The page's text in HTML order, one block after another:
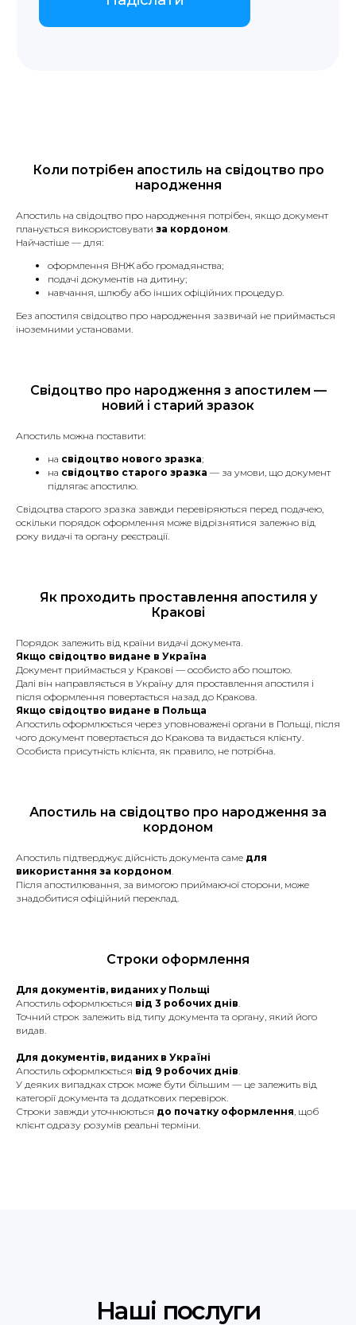
Коли потрібен апостиль на свідоцтво про
народження
Апостиль на свідоцтво про народження потрібен, якщо документ
планується використовувати за кордоном.
Найчастіше — для:
оформлення ВНЖ або громадянства;
подачі документів на дитину;
навчання, шлюбу або інших офіційних процедур.
Без апостиля свідоцтво про народження зазвичай не приймається
іноземними установами.
Свідоцтво про народження з апостилем —
новий і старий зразок
Апостиль можна поставити:
на свідоцтво нового зразка;
на свідоцтво старого зразка — за умови, що документ
підлягає апостилю.
Свідоцтва старого зразка завжди перевіряються перед подачею,
оскільки порядок оформлення може відрізнятися залежно від
року видачі та органу реєстрації.
Як проходить проставлення апостиля у
Кракові
Порядок залежить від країни видачі документа.
Якщо свідоцтво видане в Україна
Документ приймається у Кракові — особисто або поштою.
Далі він направляється в Україну для проставлення апостиля і
після оформлення повертається назад до Кракова.
Якщо свідоцтво видане в Польща
Апостиль оформлюється через уповноважені органи в Польщі, після
чого документ повертається до Кракова та видається клієнту.
Особиста присутність клієнта, як правило, не потрібна.
Апостиль на свідоцтво про народження за
кордоном
Апостиль підтверджує дійсність документа саме для
використання за кордоном.
Після апостилювання, за вимогою приймаючої сторони, може
знадобитися офіційний переклад.
Строки оформлення
Для документів, виданих у Польщі
Апостиль оформлюється від 3 робочих днів.
Точний строк залежить від типу документа та органу, який його
видав.
Для документів, виданих в Україні
Апостиль оформлюється від 9 робочих днів.
У деяких випадках строк може бути більшим — це залежить від
категорії документа та додаткових перевірок.
Строки завжди уточнюються до початку оформлення, щоб
клієнт одразу розумів реальні терміни.
Наші послуги
Апостиль
Довідка про
несудимість у Польщі
Присяжные переводы
Зробимо довідку про несудимість у
Польщі, без особистої присутності.
Свідоцтва (про народження,
шлюб, розірвання шлюбу,
смерть).
Документи на автомобіль
(техпаспорт, договори купівлі-
Дипломи та атестати.
Довіреності.
Медичні довідки та висновки.
Банківські виписки, звіти та
Ліцензії та сертифікати.
Документи, необхідні для
подання до міграційного
відділу (для отримання
посвідки на проживання,
дозволу на роботу, зміни
громадянства та інші).
їх використання за кордоном.
Терміновий переклад +30% до
вартості